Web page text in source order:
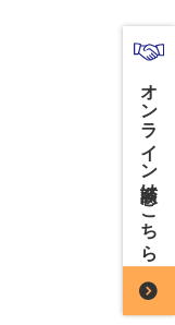
オンライン商談はこちら